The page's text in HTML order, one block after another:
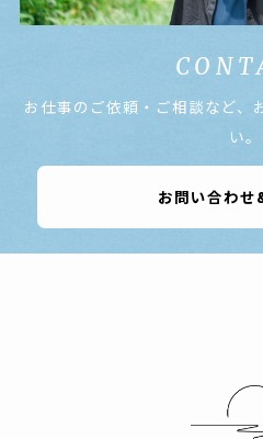
お仕事のご依頼・ご相談など、
い。
お問い合わせ